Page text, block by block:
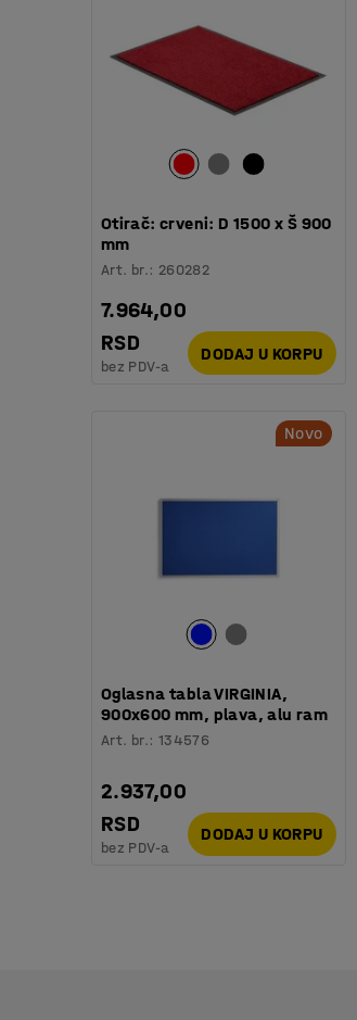
Otirač: crveni: D 1500 x Š 900
mm
Art. br.: 260282
7.964,00
RSD
bez PDV-a
DODAJ U KORPU
Novo
Oglasna tabla VIRGINIA,
900x600 mm, plava, alu ram
Art. br.: 134576
2.937,00
RSD
bez PDV-a
DODAJ U KORPU